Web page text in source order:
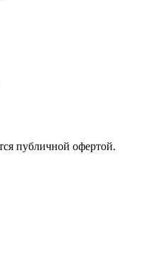
публичной офертой.